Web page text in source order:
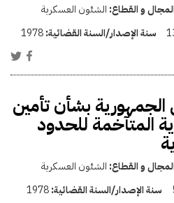
المجال و القطاع: الشئون العسكرية
سنة الإصدار/السنة القضائية:1978
الجمهورية بشأن تأمين
المتآخمة للحدود
المجال و القطاع: الشئون العسكرية
سنة الإصدار/السنة القضائية:1978